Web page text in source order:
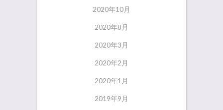
2020年10月
2020年8月
2020年3月
2020年2月
2020年1月
2019年9月